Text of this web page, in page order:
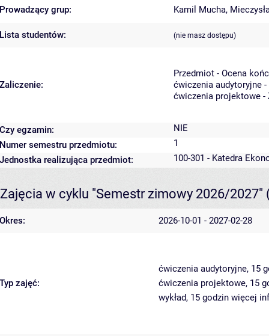
Prowadzący grup: Kamil Mucha,
Lista studentów: (nie masz dostępu)
Zaliczenie:
Przedmiot - Ocena
ćwiczenia audytoryjne
ćwiczenia projektowe -
Czy egzamin:
NIE
Numer semestru przedmiotu:
1
Jednostka realizująca przedmiot:
100-301 - Katedra
Zajęcia w cyklu "Semestr zimowy 2026/2027"
Okres: 2026-10-01 - 2027-02-28
Typ zajęć:
ćwiczenia audytoryjne, 15
ćwiczenia projektowe, 15
wykład, 15 godzin więcej